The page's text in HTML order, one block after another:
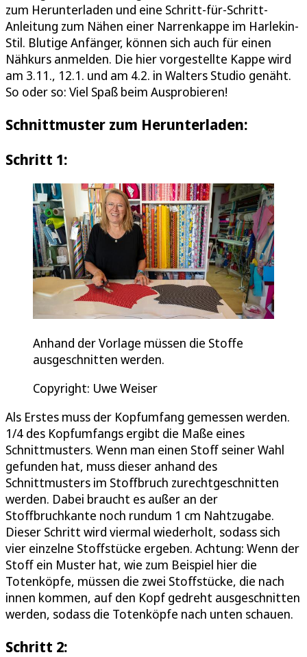
zum Herunterladen und eine Schritt-für-Schritt-
Anleitung zum Nähen einer Narrenkappe im Harlekin-
Stil. Blutige Anfänger, können sich auch für einen
Nähkurs anmelden. Die hier vorgestellte Kappe wird
am 3.11., 12.1. und am 4.2. in Walters Studio genäht.
So oder so: Viel Spaß beim Ausprobieren!
Schnittmuster zum Herunterladen:
Schritt 1:
Anhand der Vorlage müssen die Stoffe
ausgeschnitten werden.
Copyright: Uwe Weiser
Als Erstes muss der Kopfumfang gemessen werden.
1/4 des Kopfumfangs ergibt die Maße eines
Schnittmusters. Wenn man einen Stoff seiner Wahl
gefunden hat, muss dieser anhand des
Schnittmusters im Stoffbruch zurechtgeschnitten
werden. Dabei braucht es außer an der
Stoffbruchkante noch rundum 1 cm Nahtzugabe.
Dieser Schritt wird viermal wiederholt, sodass sich
vier einzelne Stoffstücke ergeben. Achtung: Wenn der
Stoff ein Muster hat, wie zum Beispiel hier die
Totenköpfe, müssen die zwei Stoffstücke, die nach
innen kommen, auf den Kopf gedreht ausgeschnitten
werden, sodass die Totenköpfe nach unten schauen.
Schritt 2: